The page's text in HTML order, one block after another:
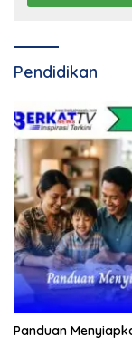
Pendidikan
Panduan